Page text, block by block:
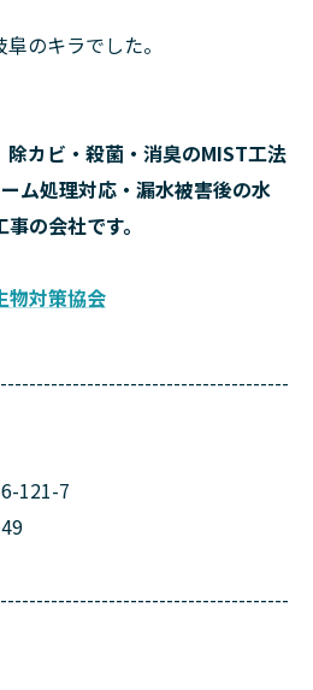
のキラでした。
除カビ・殺菌・消臭のMIST工法
ム処理対応・漏水被害後の水
の会社です。
物対策協会
121-7